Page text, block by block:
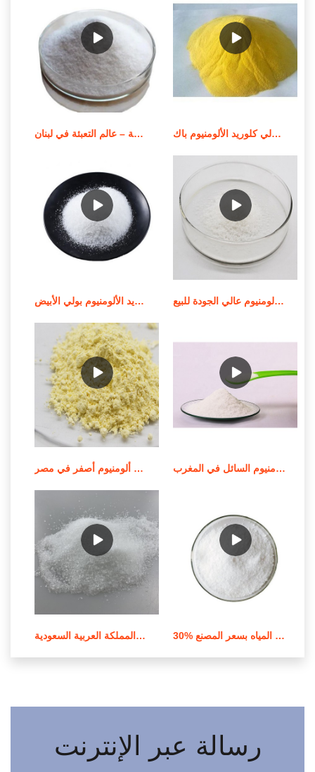
محطة معالجة المياه المدمجة – عالم التعبئة في لبنان سعر بيع عوامل معالجة المياه بولي كلوريد الألومنيوم باك
المورد من عملية تصنيع كلوريد الألومنيوم بولي الأبيض أعلى بيع الصين 2019 كلوريد البولي ألومنيوم عالي الجودة للبيع
سعر المصنع باك 30% كلوريد بولي ألومنيوم أصفر في مصر موردي كلوريد الحديديك بولي الألومنيوم السائل في المغرب
مسحوق أصفر فاتح بولي كلوريد الألومنيوم من المملكة العربية السعودية 30% باك بولي كلوريد الألومنيوم لمعالجة المياه بسعر المصنع
رسالة عبر الإنترنت